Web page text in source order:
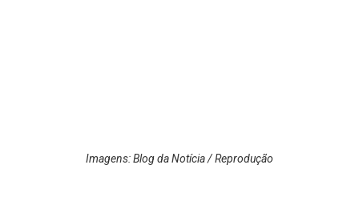
Imagens: Blog da Notícia / Reprodução